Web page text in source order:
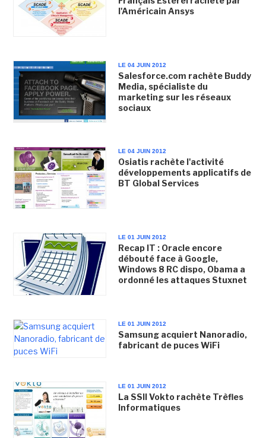
l'Américain Ansys
LE 04 JUIN 2012
Salesforce.com rachète Buddy
Media, spécialiste du
marketing sur les réseaux
sociaux
LE 04 JUIN 2012
Osiatis rachète l'activité
développements applicatifs de
BT Global Services
LE 01 JUIN 2012
Recap IT : Oracle encore
débouté face à Google,
Windows 8 RC dispo, Obama a
ordonné les attaques Stuxnet
LE 01 JUIN 2012
Samsung acquiert Nanoradio,
fabricant de puces WiFi
LE 01 JUIN 2012
La SSII Vokto rachète Trèfles
Informatiques